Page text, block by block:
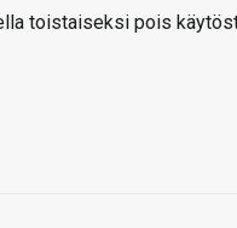
toistaiseksi pois